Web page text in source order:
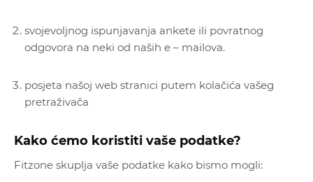
svojevoljnog ispunjavanja ankete ili povratnog
odgovora na neki od naših e – mailova.
posjeta našoj web stranici putem kolačića vašeg
pretraživača
Kako ćemo koristiti vaše podatke?
Fitzone skuplja vaše podatke kako bismo mogli: